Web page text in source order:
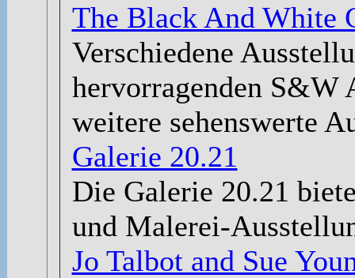
The Black And White
Verschiedene
hervorragenden S&W
weitere sehenswerte
Galerie 20.21
Die Galerie 20.21
und Malerei-
Jo Talbot and Sue